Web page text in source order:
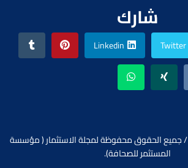
شارك
Twitter
Linkedin
تأسس في يونيو 2018 / جميع الحقوق محفوظة لمجلة الاستثمار ( مؤسسة
المستثمر للصحافة).